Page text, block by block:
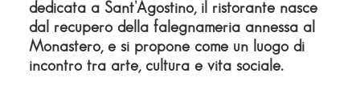
dedicata a Sant’Agostino, il ristorante nasce
dal recupero della falegnameria annessa al
Monastero, e si propone come un luogo di
incontro tra arte, cultura e vita sociale.